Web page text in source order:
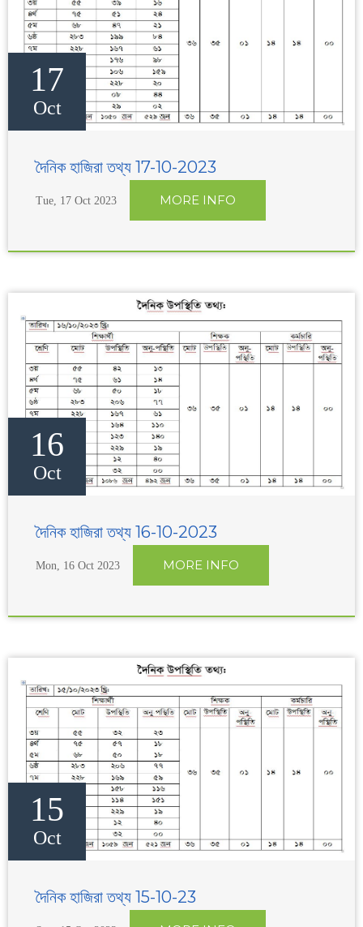
17
Oct
দৈনিক হাজিরা তথ্য 17-10-2023
Tue, 17 Oct 2023 MORE INFO
16
Oct
দৈনিক হাজিরা তথ্য 16-10-2023
Mon, 16 Oct 2023 MORE INFO
15
Oct
দৈনিক হাজিরা তথ্য 15-10-23